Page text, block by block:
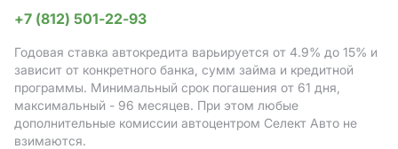
+7 (812) 501-22-93
Годовая ставка автокредита варьируется от 4.9% до 15% и
зависит от конкретного банка, сумм займа и кредитной
программы. Минимальный срок погашения от 61 дня,
максимальный - 96 месяцев. При этом любые
дополнительные комиссии автоцентром Селект Авто не
взимаются.